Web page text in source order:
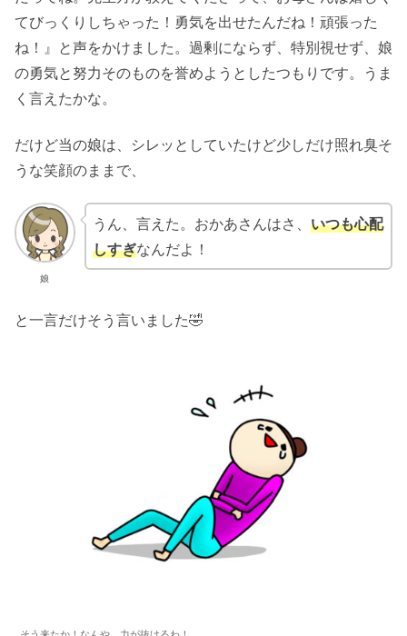
てびっくりしちゃった！勇気を出せたんだね！頑張った
ね！』と声をかけました。過剰にならず、特別視せず、娘
の勇気と努力そのものを誉めようとしたつもりです。うま
く言えたかな。
だけど当の娘は、シレッとしていたけど少しだけ照れ臭そ
うな笑顔のままで、
娘
うん、言えた。おかあさんはさ、 いつも心配
しすぎなんだよ！
と一言だけそう言いました🤣